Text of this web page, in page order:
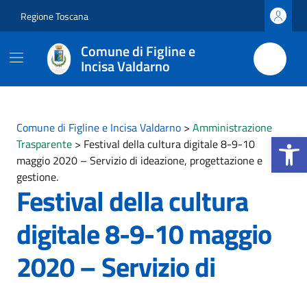
Apri la
Regione Toscana
Comune di Figline e
Incisa Valdarno
Comune di Figline e Incisa Valdarno > Amministrazione
Trasparente > Festival della cultura digitale 8-9-10
maggio 2020 – Servizio di ideazione, progettazione e
gestione.
Festival della cultura
digitale 8-9-10 maggio
2020 – Servizio di